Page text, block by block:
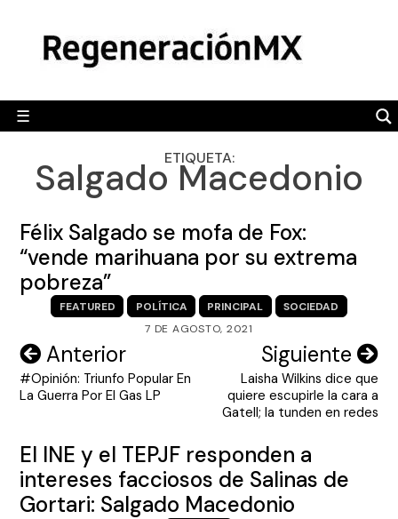
content
☰
POLÍTICA
CAMALEÓN
OPINIÓN
ENGLISH SECTION
ETIQUETA:
Salgado Macedonio
Félix Salgado se mofa de Fox:
“vende marihuana por su extrema
pobreza”
FEATURED POLÍTICA PRINCIPAL
SOCIEDAD
7 DE AGOSTO, 2021
Navegación
de
Anterior
#Opinión: Triunfo Popular En
La Guerra Por El Gas LP
Siguiente
Laisha Wilkins dice que
quiere escupirle la cara a
Gatell; la tunden en redes
El INE y el TEPJF responden a
intereses facciosos de Salinas de
Gortari: Salgado Macedonio